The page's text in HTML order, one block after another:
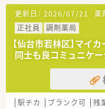
【募集背景と求め
■業務のさらなる
務薬剤師を募集い
■周囲のスタッフ
ーションを取れる
■これまでの知識
に働きたい方に最
【想定されるキャ
■多様な診療科目
更新日： 2026/07/21 薬
正社員
調剤薬局
【仙台市若林区】マイ
同士も良コミュニケ
駅チカ ブランク可 残